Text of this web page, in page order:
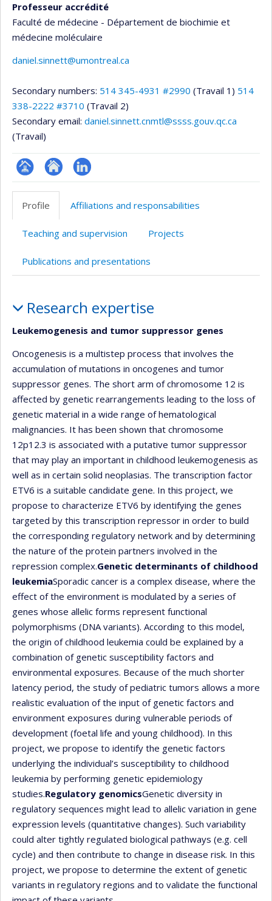
Professeur accrédité
Faculté de médecine - Département de biochimie et
médecine moléculaire
daniel.sinnett@umontreal.ca
Secondary numbers: 514 345-4931 #2990 (Travail 1) 514
338-2222 #3710 (Travail 2)
Secondary email: daniel.sinnett.cnmtl@ssss.gouv.qc.ca
(Travail)
Page Site
l’unité
recherche
LinkedIn
Profile
Affiliations and responsabilities
Teaching and supervision Projects
Publications and presentations
Research expertise
Leukemogenesis and tumor suppressor genes
Oncogenesis is a multistep process that involves the
accumulation of mutations in oncogenes and tumor
suppressor genes. The short arm of chromosome 12 is
affected by genetic rearrangements leading to the loss of
genetic material in a wide range of hematological
malignancies. It has been shown that chromosome
12p12.3 is associated with a putative tumor suppressor
that may play an important in childhood leukemogenesis as
well as in certain solid neoplasias. The transcription factor
ETV6 is a suitable candidate gene. In this project, we
propose to characterize ETV6 by identifying the genes
targeted by this transcription repressor in order to build
the corresponding regulatory network and by determining
the nature of the protein partners involved in the
repression complex.Genetic determinants of childhood
leukemiaSporadic cancer is a complex disease, where the
effect of the environment is modulated by a series of
genes whose allelic forms represent functional
polymorphisms (DNA variants). According to this model,
the origin of childhood leukemia could be explained by a
combination of genetic susceptibility factors and
environmental exposures. Because of the much shorter
latency period, the study of pediatric tumors allows a more
realistic evaluation of the input of genetic factors and
environment exposures during vulnerable periods of
development (foetal life and young childhood). In this
project, we propose to identify the genetic factors
underlying the individual’s susceptibility to childhood
leukemia by performing genetic epidemiology
studies.Regulatory genomicsGenetic diversity in
regulatory sequences might lead to allelic variation in gene
expression levels (quantitative changes). Such variability
could alter tightly regulated biological pathways (e.g. cell
cycle) and then contribute to change in disease risk. In this
project, we propose to determine the extent of genetic
variants in regulatory regions and to validate the functional